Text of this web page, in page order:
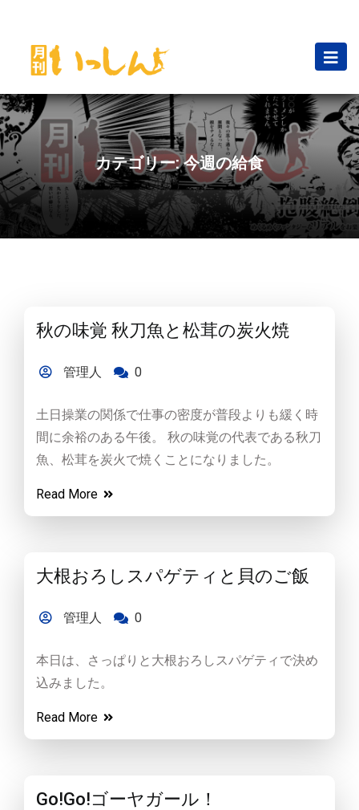
カテゴリー:今週の給食
秋の味覚 秋刀魚と松茸の炭火焼
管理人 0
土日操業の関係で仕事の密度が普段よりも緩く時
間に余裕のある午後。 秋の味覚の代表である秋刀
魚、松茸を炭火で焼くことになりました。
Read More
大根おろしスパゲティと貝のご飯
管理人 0
本日は、さっぱりと大根おろしスパゲティで決め
込みました。
Read More
Go!Go!ゴーヤガール！